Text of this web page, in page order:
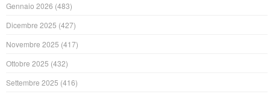
Gennaio 2026 (483)
Dicembre 2025 (427)
Novembre 2025 (417)
Ottobre 2025 (432)
Settembre 2025 (416)